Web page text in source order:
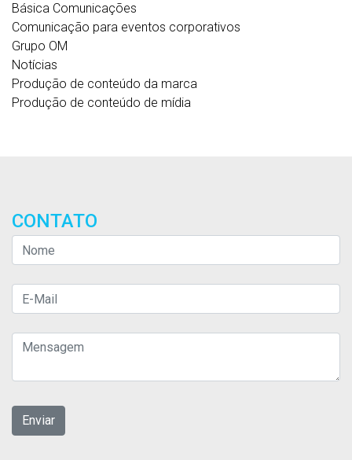
Básica Comunicações
Comunicação para eventos corporativos
Grupo OM
Notícias
Produção de conteúdo da marca
Produção de conteúdo de mídia
CONTATO